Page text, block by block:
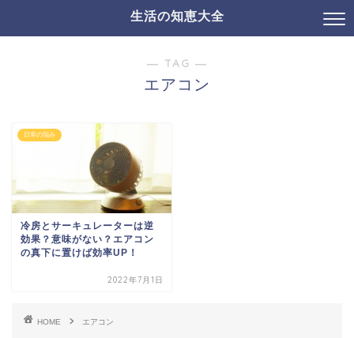
生活の知恵大全
― TAG ―
エアコン
日常の悩み
冷房とサーキュレーターは逆
効果？意味がない？エアコン
の真下に置けば効率UP！
2022年7月1日
HOME エアコン